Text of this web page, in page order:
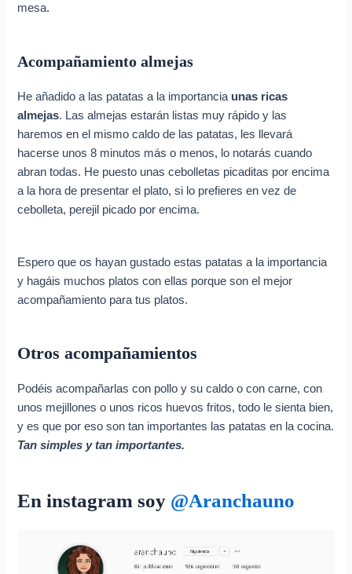
mesa.
Acompañamiento almejas
He añadido a las patatas a la importancia unas ricas
almejas. Las almejas estarán listas muy rápido y las
haremos en el mismo caldo de las patatas, les llevará
hacerse unos 8 minutos más o menos, lo notarás cuando
abran todas. He puesto unas cebolletas picaditas por encima
a la hora de presentar el plato, si lo prefieres en vez de
cebolleta, perejil picado por encima.
Espero que os hayan gustado estas patatas a la importancia
y hagáis muchos platos con ellas porque son el mejor
acompañamiento para tus platos.
Otros acompañamientos
Podéis acompañarlas con pollo y su caldo o con carne, con
unos mejillones o unos ricos huevos fritos, todo le sienta bien,
y es que por eso son tan importantes las patatas en la cocina.
Tan simples y tan importantes.
En instagram soy @Aranchauno